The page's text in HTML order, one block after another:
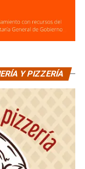
Y PIZZERÍA